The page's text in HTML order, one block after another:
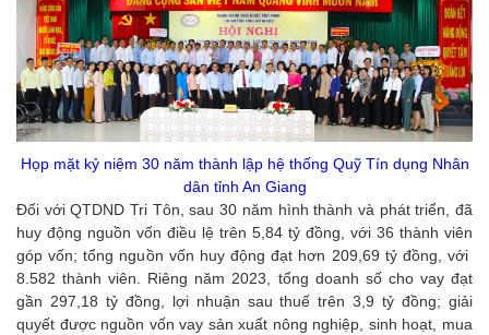
Họp mặt kỷ niệm 30 năm thành lập hệ thống Quỹ Tín dụng Nhân
dân tỉnh An Giang
Đối với QTDND Tri Tôn, sau 30 năm hình thành và phát triển, đã
huy động nguồn vốn điều lệ trên 5,84 tỷ đồng, với 36 thành viên
góp vốn; tổng nguồn vốn huy động đạt hơn 209,69 tỷ đồng, với
8.582 thành viên. Riêng năm 2023, tổng doanh số cho vay đạt
gần 297,18 tỷ đồng, lợi nhuận sau thuế trên 3,9 tỷ đồng; giải
quyết được nguồn vốn vay sản xuất nông nghiệp, sinh hoạt, mua